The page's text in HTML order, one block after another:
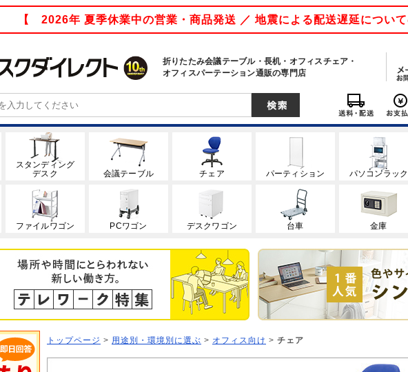
【 2026年 夏季休業中の営業・商品発送 ／ 地震による配送遅延につい
折りたたみ会議テーブル・長机・オフィスチェア・
オフィスパーテーション通販の専門店
スタンディング
デスク
会議テーブル チェア パーティション パソコンラック
ファイルワゴン PCワゴン デスクワゴン 台車 金庫
トップページ > 用途別・環境別に選ぶ > オフィス向け > チェア